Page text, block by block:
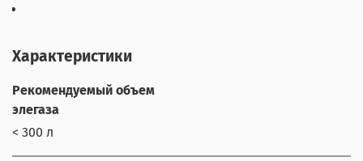
Характеристики
Рекомендуемый объем
элегаза
< 300 л